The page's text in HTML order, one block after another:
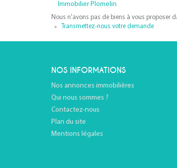
Immobilier Plomelin
Nous n'avons pas de biens à vous proposer
Transmettez-nous votre demande
NOS INFORMATIONS
Nos annonces immobilières
Qui nous sommes ?
Contactez-nous
Plan du site
Mentions légales